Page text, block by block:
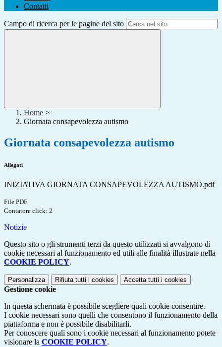
Contatti
Campo di ricerca per le pagine del sito
Home >
Giornata consapevolezza autismo
Giornata consapevolezza autismo
Allegati
INIZIATIVA GIORNATA CONSAPEVOLEZZA AUTISMO.pdf
File PDF
Contatore click: 2
Notizie
Questo sito o gli strumenti terzi da questo utilizzati si avvalgono di
cookie necessari al funzionamento ed utili alle finalità illustrate nella
COOKIE POLICY.
Personalizza Rifiuta tutti i cookies Accetta tutti i cookies
Gestione cookie
In questa schermata è possibile scegliere quali cookie consentire.
I cookie necessari sono quelli che consentono il funzionamento della
piattaforma e non è possibile disabilitarli.
Per conoscere quali sono i cookie necessari al funzionamento potete
visionare la COOKIE POLICY.